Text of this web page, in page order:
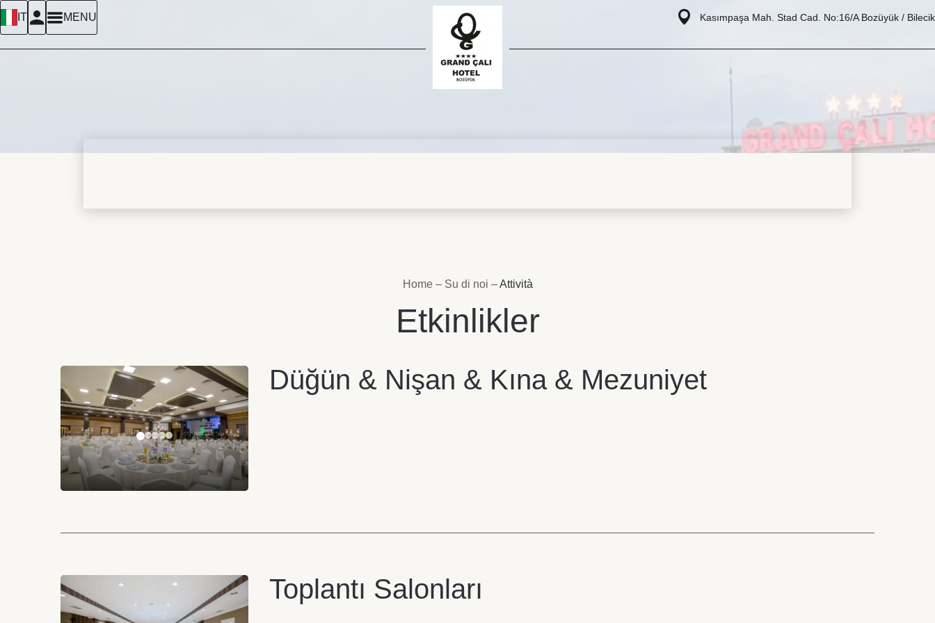
IT MENU Kasımpaşa Mah. Stad Cad. No:16/A Bozüyük / Bilecik
Home – Su di noi –Attività
Etkinlikler
Düğün & Nişan & Kına & Mezuniyet
Toplantı Salonları